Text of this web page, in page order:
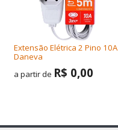
Extensão Elétrica 2 Pino 10A
Daneva
a partir de R$ 0,00